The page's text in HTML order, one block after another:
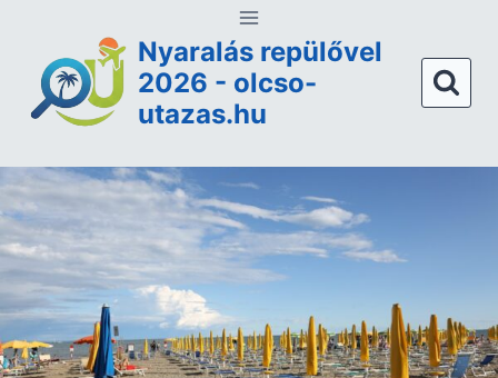
Nyaralás repülővel
2026 - olcso-
utazas.hu